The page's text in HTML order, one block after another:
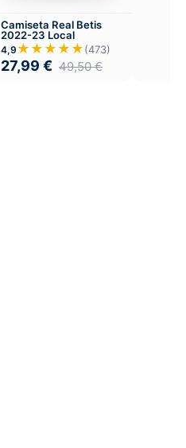
Camiseta Real Betis
2022-23 Local
4,9 ★★★★★(473)
27,99 € 49,50€